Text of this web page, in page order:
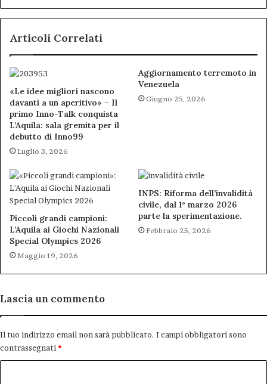
Articoli Correlati
«Le idee migliori nascono
davanti a un aperitivo» – Il
primo Inno-Talk conquista
L’Aquila: sala gremita per il
debutto di Inno99
Luglio 3, 2026
Aggiornamento terremoto in
Venezuela
Giugno 25, 2026
Piccoli grandi campioni:
L’Aquila ai Giochi Nazionali
Special Olympics 2026
Maggio 19, 2026
INPS: Riforma dell’invalidità
civile, dal 1° marzo 2026
parte la sperimentazione.
Febbraio 25, 2026
Lascia un commento
Il tuo indirizzo email non sarà pubblicato. I campi obbligatori sono
contrassegnati*